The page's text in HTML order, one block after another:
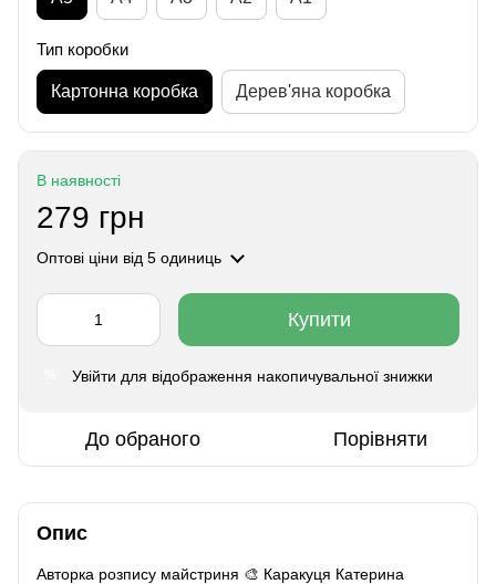
Тип коробки
Картонна коробка Дерев'яна коробка
В наявності
279 грн
Оптові ціни від 5 одиниць
Купити
Увійти для відображення накопичувальної знижки
До обраного Порівняти
Опис
Авторка розпису майстриня 🎨 Каракуця Катерина